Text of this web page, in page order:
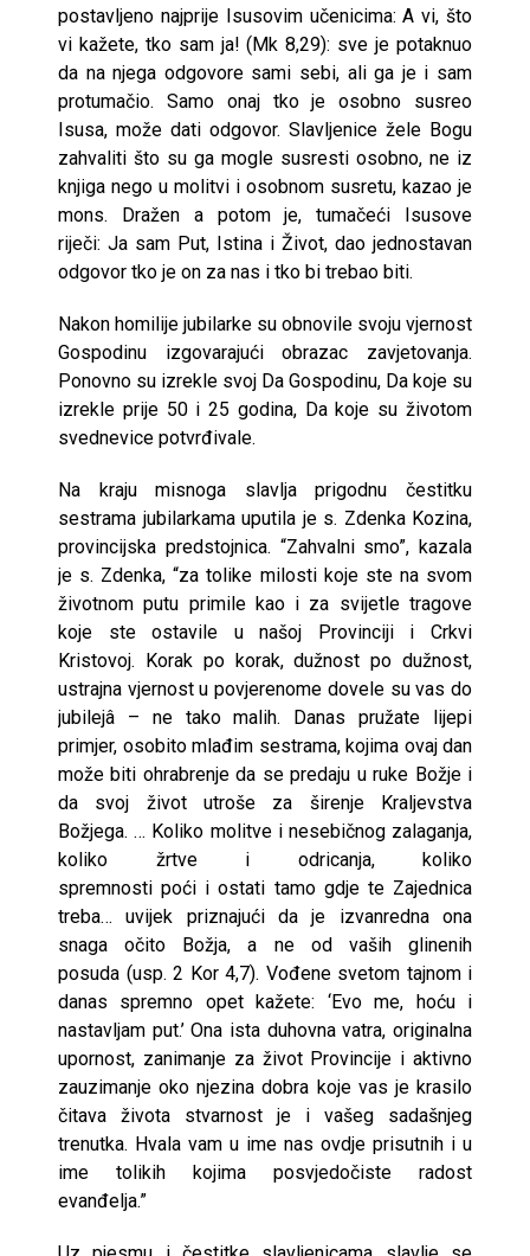
postavljeno najprije Isusovim učenicima: A vi, što
vi kažete, tko sam ja! (Mk 8,29): sve je potaknuo
da na njega odgovore sami sebi, ali ga je i sam
protumačio. Samo onaj tko je osobno susreo
Isusa, može dati odgovor. Slavljenice žele Bogu
zahvaliti što su ga mogle susresti osobno, ne iz
knjiga nego u molitvi i osobnom susretu, kazao je
mons. Dražen a potom je, tumačeći Isusove
riječi: Ja sam Put, Istina i Život, dao jednostavan
odgovor tko je on za nas i tko bi trebao biti.
Nakon homilije jubilarke su obnovile svoju vjernost
Gospodinu izgovarajući obrazac zavjetovanja.
Ponovno su izrekle svoj Da Gospodinu, Da koje su
izrekle prije 50 i 25 godina, Da koje su životom
svednevice potvrđivale.
Na kraju misnoga slavlja prigodnu čestitku
sestrama jubilarkama uputila je s. Zdenka Kozina,
provincijska predstojnica. “Zahvalni smo”, kazala
je s. Zdenka, “za tolike milosti koje ste na svom
životnom putu primile kao i za svijetle tragove
koje ste ostavile u našoj Provinciji i Crkvi
Kristovoj. Korak po korak, dužnost po dužnost,
ustrajna vjernost u povjerenome dovele su vas do
jubilejâ – ne tako malih. Danas pružate lijepi
primjer, osobito mlađim sestrama, kojima ovaj dan
može biti ohrabrenje da se predaju u ruke Božje i
da svoj život utroše za širenje Kraljevstva
Božjega. … Koliko molitve i nesebičnog zalaganja,
koliko žrtve i odricanja, koliko
spremnosti poći i ostati tamo gdje te Zajednica
treba… uvijek priznajući da je izvanredna ona
snaga očito Božja, a ne od vaših glinenih
posuda (usp. 2 Kor 4,7). Vođene svetom tajnom i
danas spremno opet kažete: ‘Evo me, hoću i
nastavljam put.’ Ona ista duhovna vatra, originalna
upornost, zanimanje za život Provincije i aktivno
zauzimanje oko njezina dobra koje vas je krasilo
čitava života stvarnost je i vašeg sadašnjeg
trenutka. Hvala vam u ime nas ovdje prisutnih i u
ime tolikih kojima posvjedočiste radost
evanđelja.”